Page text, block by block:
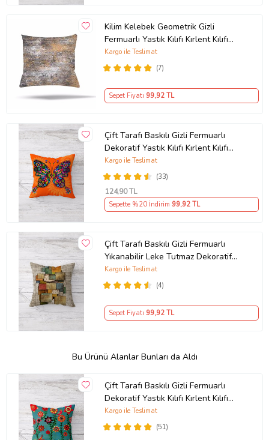
Kilim Kelebek Geometrik Gizli
Fermuarlı Yastık Kılıfı Kırlent Kılıfı
(7)
Kargo ile Teslimat
Sepet Fiyatı 99,92 TL
Çift Tarafı Baskılı Gizli Fermuarlı
Dekoratif Yastık Kılıfı Kırlent Kılıfı
Koltuk Yastık Kılıfı (Turuncu)
(33)
Kargo ile Teslimat
124,90 TL
Sepette %20 İndirim 99,92 TL
Çift Tarafı Baskılı Gizli Fermuarlı
Yıkanabilir Leke Tutmaz Dekoratif
Kırlent Kılıfı Yastık Kılıfı (Kum Beji)
(4)
Kargo ile Teslimat
Sepet Fiyatı 99,92 TL
Bu Ürünü Alanlar Bunları da Aldı
Çift Tarafı Baskılı Gizli Fermuarlı
Dekoratif Yastık Kılıfı Kırlent Kılıfı
Koltuk Yastık Kılıfı (Turkuaz-Yeşil)
(51)
Kargo ile Teslimat